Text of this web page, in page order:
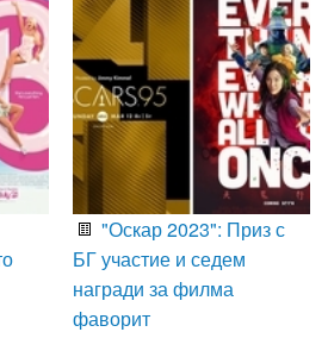
"Оскар 2023": Приз с
БГ участие и седем
награди за филма
фаворит